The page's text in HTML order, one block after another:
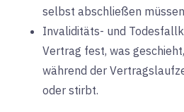
selbst abschließen
Invaliditäts- und
Vertrag fest, was
während der
oder stirbt.